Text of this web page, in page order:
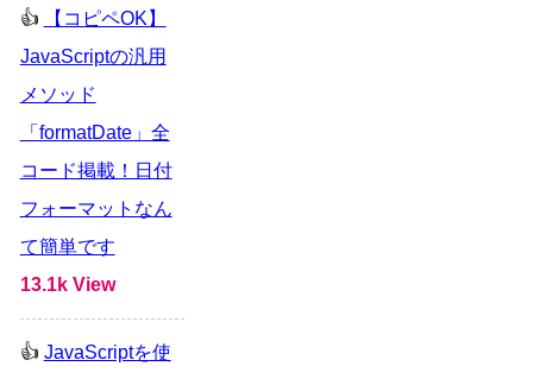
【コピペOK】
JavaScriptの汎用
メソッド
「formatDate」全
コード掲載！日付
フォーマットなん
て簡単です
13.1k View
JavaScriptを使